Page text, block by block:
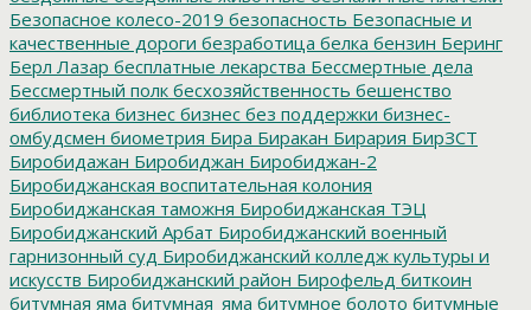
Безопасное колесо-2019 безопасность Безопасные и
качественные дороги безработица белка бензин Беринг
Берл Лазар бесплатные лекарства Бессмертные дела
Бессмертный полк бесхозяйственность бешенство
библиотека бизнес бизнес без поддержки бизнес-
омбудсмен биометрия Бира Биракан Бирария БирЗСТ
Биробидажан Биробиджан Биробиджан-2
Биробиджанская воспитательная колония
Биробиджанская таможня Биробиджанская ТЭЦ
Биробиджанский Арбат Биробиджанский военный
гарнизонный суд Биробиджанский колледж культуры и
искусств Биробиджанский район Бирофельд биткоин
битумная яма битумная_яма битумное болото битумные